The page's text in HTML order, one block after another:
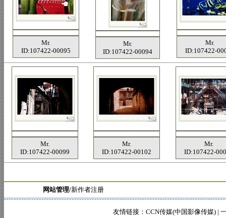
Mr.
ID:107422-00095
Mr.
ID:107422-00094
Mr.
ID:107422-
Mr.
ID:107422-00099
Mr.
ID:107422-00102
Mr.
ID:107422-
网站管理/新作者注册
友情链接： CCN传媒(中国影像传媒) |